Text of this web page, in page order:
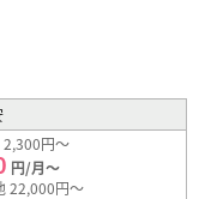
2,300円～
円/月～
22,000円～